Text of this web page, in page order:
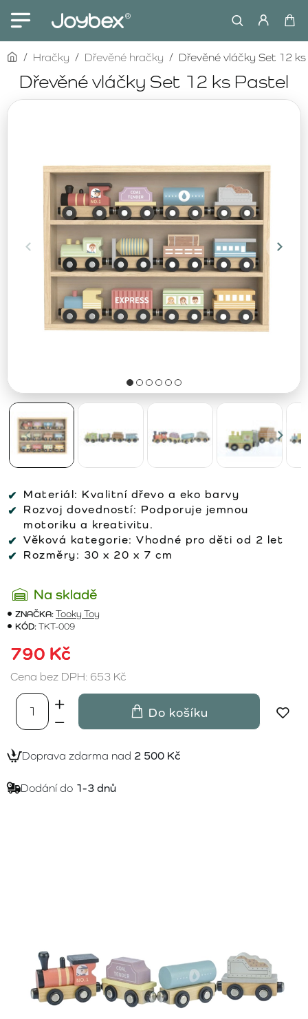
Dřevěné vláčky Set 12 ks Pastel
homeHračky Dřevěné hračky Dřevěné vláčky Set 12
Materiál: Kvalitní dřevo a eko barvy
Rozvoj dovedností: Podporuje jemnou
motoriku a kreativitu.
Věková kategorie: Vhodné pro děti od 2 let
Rozměry: 30 x 20 x 7 cm
Na skladě
ZNAČKA:Tooky Toy
KÓD:TKT-009
790 Kč
Cena bez DPH: 653 Kč
Do košíku
Doprava zdarma nad 2 500 Kč
Dodání do 1-3 dnů